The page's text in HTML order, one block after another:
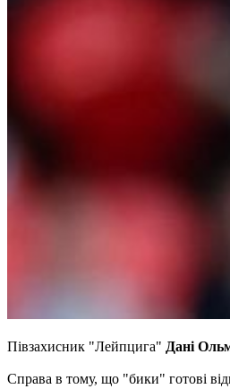
Півзахисник "Лейпцига" Дані
Справа в тому, що "бики" готові